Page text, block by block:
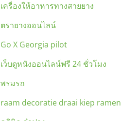
เครื่องให้อาหารทางสายยาง
ตรายางออนไลน์
Go X Georgia pilot
เว็บดูหนังออนไลน์ฟรี 24 ชั่วโมง
พรมรถ
raam decoratie draai kiep ramen